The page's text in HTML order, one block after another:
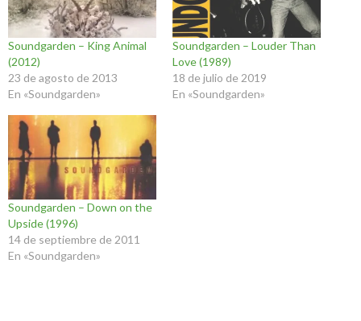
Soundgarden – King Animal
(2012)
23 de agosto de 2013
En «Soundgarden»
Soundgarden – Louder Than
Love (1989)
18 de julio de 2019
En «Soundgarden»
Soundgarden – Down on the
Upside (1996)
14 de septiembre de 2011
En «Soundgarden»